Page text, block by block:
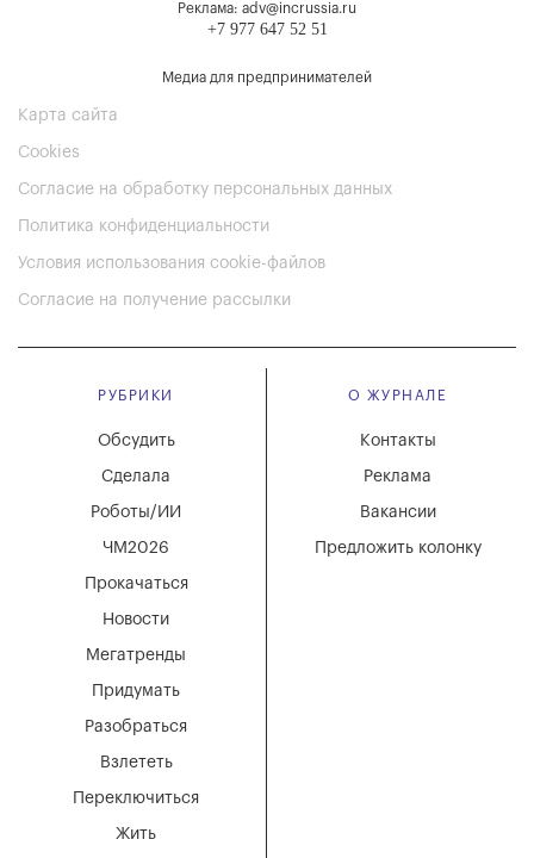
Реклама: adv@incrussia.ru
+7 977 647 52 51
Медиа для предпринимателей
Карта сайта
Cookies
Согласие на обработку персональных данных
Политика конфиденциальности
Условия использования cookie-файлов
Согласие на получение рассылки
РУБРИКИ
Мегатренды
Придумать
Разобраться
Взлететь
Новости
Переключиться
Жить
Обсудить
Сделала
Роботы/ИИ
ЧМ2026
Прокачаться
О ЖУРНАЛЕ
Вакансии
Реклама
Контакты
Предложить колонку